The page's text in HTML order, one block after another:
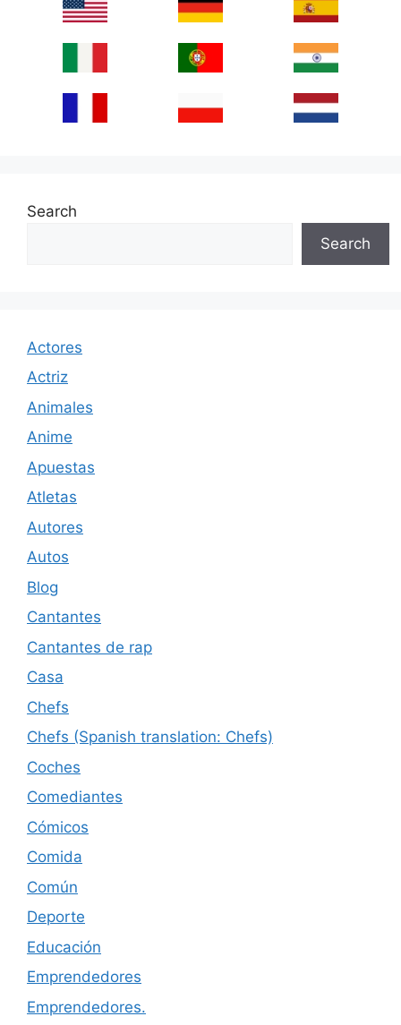
Search
Search
Actores
Actriz
Animales
Anime
Apuestas
Atletas
Autores
Autos
Blog
Cantantes
Cantantes de rap
Casa
Chefs
Chefs (Spanish translation: Chefs)
Coches
Comediantes
Cómicos
Comida
Común
Deporte
Educación
Emprendedores
Emprendedores.